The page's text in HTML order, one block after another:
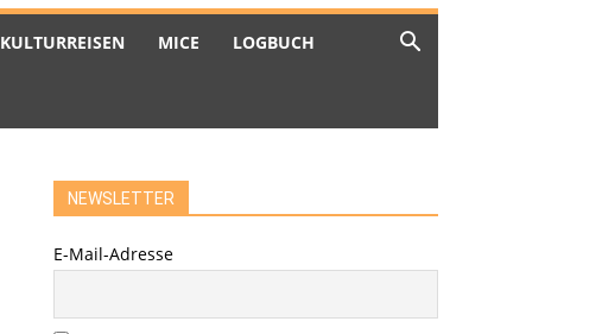
KULTURREISEN MICE LOGBUCH
NEWSLETTER
E-Mail-Adresse